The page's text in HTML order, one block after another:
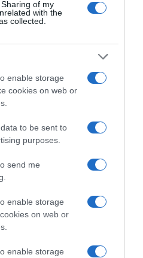
of my
with the
collected.
enable storage
cookies on web or
to be sent to
purposes.
send me
enable storage
on web or
enable storage
ΚΥΡΙΑΚΗΣ